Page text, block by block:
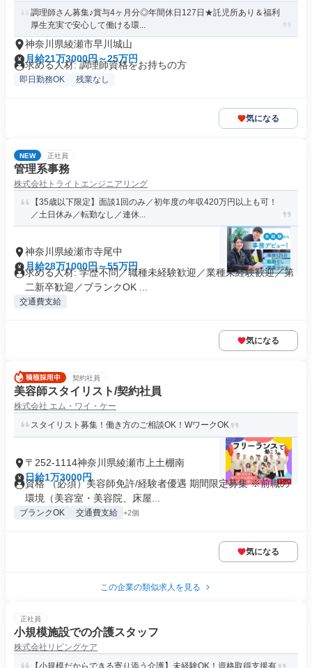
調理師さん募集♪賞与4ヶ月分◎年間休日127日★託児所あり＆福利
厚生充実で安心して働ける環...
神奈川県綾瀬市早川城山
月給21万3000円～25万円
求める人材: 調理師資格をお持ちの方
即日勤務OK 残業なし
気になる
NEW 正社員
管理系事務
株式会社トライトエンジニアリング
【35歳以下限定】面談1回のみ／初年度の年収420万円以上も可！
／土日休み／転勤なし／連休...
神奈川県綾瀬市寺尾中
月給28万1000円～55万円
求める人材: 学歴不問／職種未経験歓迎／業種未経験歓迎／第
二新卒歓迎／ブランクOK ...
交通費支給
気になる
契約社員
美容師スタイリスト/契約社員
株式会社 エム・ワイ・ケー
スタイリスト募集！働き方のご相談OK！WワークOK
〒252-1114神奈川県綾瀬市上土棚南
日給1万3000円
資格 （必須）美容師免許/経験者優遇 期間限定募集 ※前職の
環境（美容室・美容院、床屋...
ブランクOK 交通費支給 +2個
気になる
この企業の類似求人を見る
正社員
小規模施設での介護スタッフ
株式会社リビングケア
【小規模だからできる寄り添う介護】未経験OK！資格取得支援有